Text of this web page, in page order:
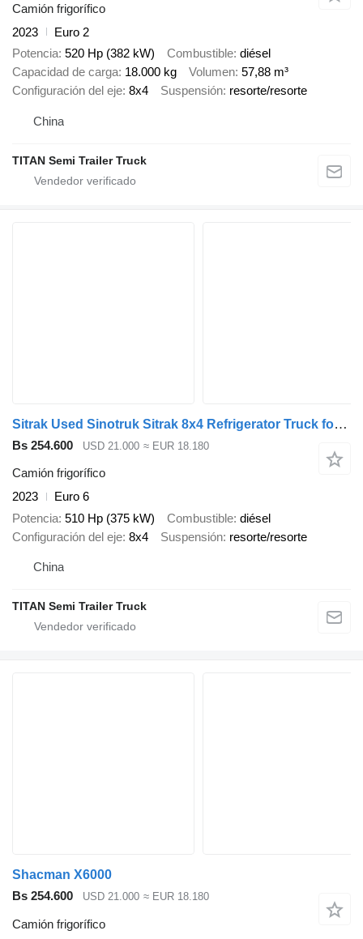
Camión frigorífico
2023
Euro 2
Potencia 520 Hp (382 kW) Combustible diésel
Capacidad de carga 18.000 kg Volumen 57,88 m³
Configuración del eje 8x4 Suspensión resorte/resorte
China
TITAN Semi Trailer Truck
Sitrak Used Sinotruk Sitrak 8x4 Refrigerator Truck for Sale
Bs 254.600 USD 21.000 ≈ EUR 18.180
Camión frigorífico
2023
Euro 6
Potencia 510 Hp (375 kW) Combustible diésel
Configuración del eje 8x4 Suspensión resorte/resorte
China
TITAN Semi Trailer Truck
Shacman X6000
Bs 254.600
USD 21.000 ≈ EUR 18.180
Camión frigorífico